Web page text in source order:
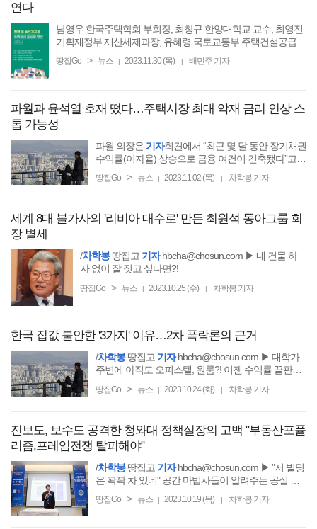
연다
남영우 한국주택학회 부회장, 최창규 한양대학교 교수, 최영전
기획재정부 재산세제과장, 유혜령 국토교통부 주택건설공급과
땅집Go > 뉴스 2023.11.30 (목) 배민주 기자
파월과 윤석열 호재 떴다…주택시장 최대 악재 금리 인상 스
톱 가능성
파월 의장은 기자회견에서 “최근 몇 달 동안 장기채권
수익률(이자율) 상승으로 금융 여건이 긴축됐다”고
땅집Go > 뉴스 2023.11.02 (목) 차학봉 기자
세계 8대 불가사의 '리비아 대수로' 만든 최원석 동아그룹 회
장 별세
/차학봉땅집고 기자hbcha@chosun.com ▶ 내 건물 하
자 없이 잘 짓고 싶다면?!
땅집Go > 뉴스 | 2023.10.25 (수) | 차학봉 기자
한국 집값 불안한 '3가지' 이유…2차 폭락론의 근거
/차학봉땅집고 기자hbcha@chosun.com ▶ 대학가
주변에 아직도 오피스텔, 원룸?! 이젠 수익률 끝판왕
땅집Go > 뉴스 | 2023.10.24 (화) | 차학봉 기자
진보도, 보수도 공격한 청와대 정책실장의 고백 "부동산포퓰
리즘,프레임전쟁 탈피해야"
/차학봉땅집고 기자hbcha@chosun,com ▶ "저 빌딩
은 꽉꽉 차 있네" 공간 마법사들이 알려주는 공실 없
산 정보, 국내
땅집Go > 뉴스 | 2023.10.19 (목) | 차학봉 기자